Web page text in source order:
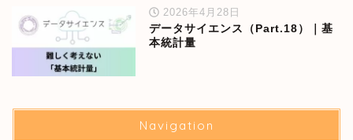
2026年4月28日
データサイエンス（Part.18）｜基
本統計量
Navigation